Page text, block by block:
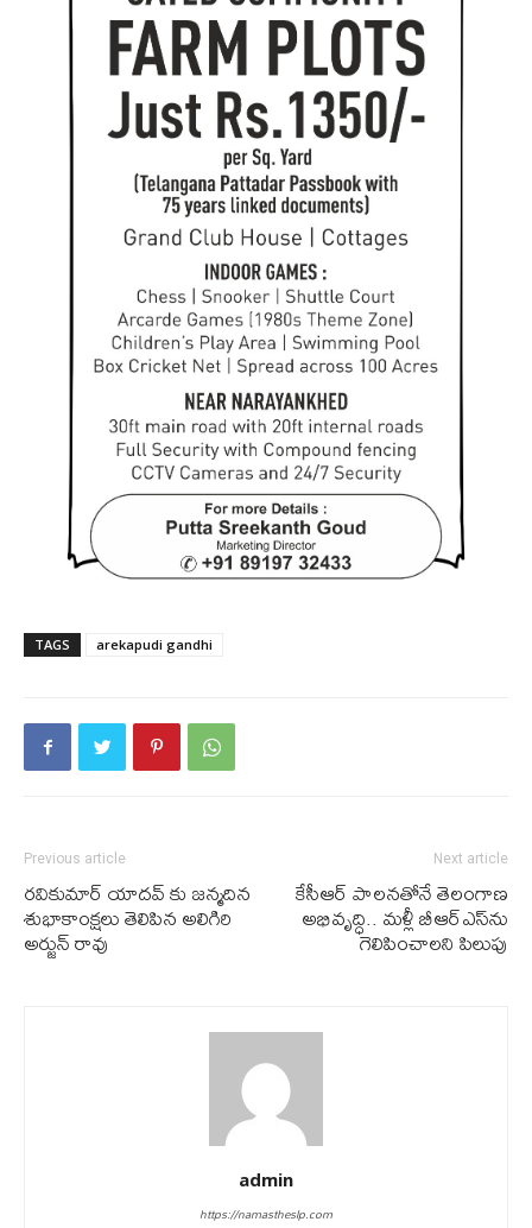
TAGS arekapudi gandhi
Previous article
రవికుమార్ యాదవ్ కు జన్మదిన
శుభాకాంక్షలు తెలిపిన అలిగిరి
అర్జున్ రావు
Next article
కేసీఆర్ పాలనతోనే తెలంగాణ
అభివృద్ధి.. మళ్లీ బీఆర్ఎస్‌ను
గెలిపించాలని పిలుపు
admin
https://namastheslp.com